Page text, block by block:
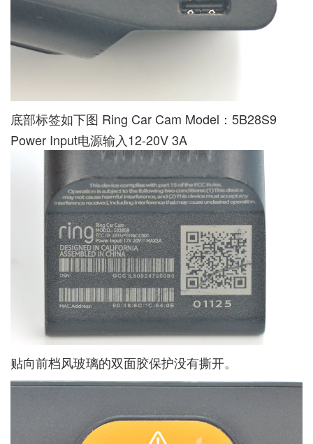
底部标签如下图 Ring Car Cam Model：5B28S9
Power Input电源输入12-20V 3A
贴向前档风玻璃的双面胶保护没有撕开。